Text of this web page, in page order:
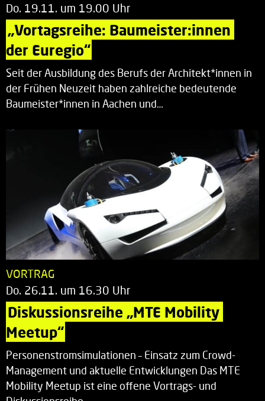
Do. 19.11. um 19.00 Uhr
„Vortagsreihe: Baumeister:innen
der Euregio“
Seit der Ausbildung des Berufs der Architekt*innen in
der Frühen Neuzeit haben zahlreiche bedeutende
Baumeister*innen in Aachen und…
VORTRAG
Do. 26.11. um 16.30 Uhr
Diskussionsreihe „MTE Mobility
Meetup“
Personenstromsimulationen – Einsatz zum Crowd-
Management und aktuelle Entwicklungen Das MTE
Mobility Meetup ist eine offene Vortrags- und